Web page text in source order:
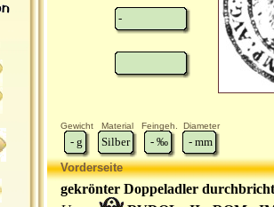
-
Gewicht Material Feingeh. Diameter
- g Silber - ‰ - mm
Vorderseite
gekrönter Doppeladler